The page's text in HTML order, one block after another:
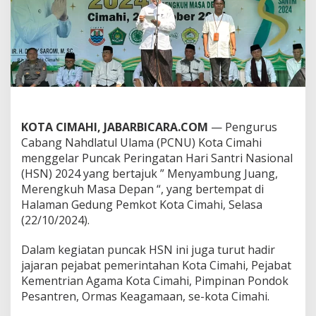
H
a
r
S
a
n
i
N
a
s
i
o
n
o
t
a
C
KOTA CIMAHI, JABARBICARA.COM — Pengurus
Cabang Nahdlatul Ulama (PCNU) Kota Cimahi
menggelar Puncak Peringatan Hari Santri Nasional
(HSN) 2024 yang bertajuk ” Menyambung Juang,
Merengkuh Masa Depan “, yang bertempat di
Halaman Gedung Pemkot Kota Cimahi, Selasa
(22/10/2024).
Dalam kegiatan puncak HSN ini juga turut hadir
jajaran pejabat pemerintahan Kota Cimahi, Pejabat
Kementrian Agama Kota Cimahi, Pimpinan Pondok
Pesantren, Ormas Keagamaan, se-kota Cimahi.